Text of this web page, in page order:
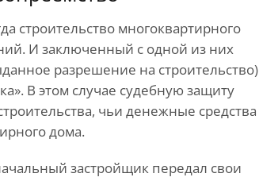
строительство многоквартирного
И заключенный с одной из них
разрешение на строительство)
В этом случае судебную защиту
чьи денежные средства
дома.
застройщик передал свои